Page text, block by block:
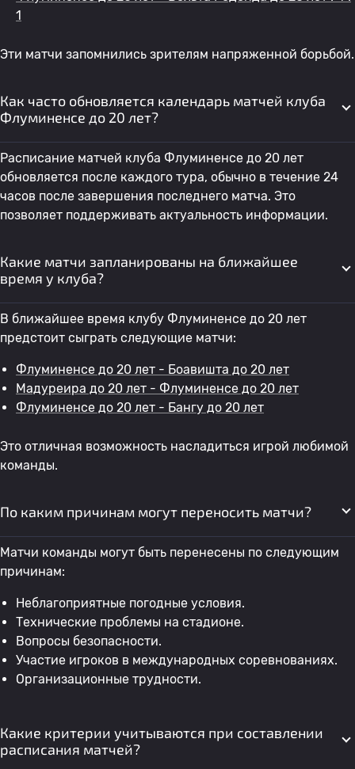
1
Эти матчи запомнились зрителям напряженной борьбой.
Как часто обновляется календарь матчей клуба
Флуминенсе до 20 лет?
Расписание матчей клуба Флуминенсе до 20 лет
обновляется после каждого тура, обычно в течение 24
часов после завершения последнего матча. Это
позволяет поддерживать актуальность информации.
Какие матчи запланированы на ближайшее
время у клуба?
В ближайшее время клубу Флуминенсе до 20 лет
предстоит сыграть следующие матчи:
Флуминенсе до 20 лет - Боавишта до 20 лет
Мадуреира до 20 лет - Флуминенсе до 20 лет
Флуминенсе до 20 лет - Бангу до 20 лет
Это отличная возможность насладиться игрой любимой
команды.
По каким причинам могут переносить матчи?
Матчи команды могут быть перенесены по следующим
причинам:
Неблагоприятные погодные условия.
Технические проблемы на стадионе.
Вопросы безопасности.
Участие игроков в международных соревнованиях.
Организационные трудности.
Какие критерии учитываются при составлении
расписания матчей?